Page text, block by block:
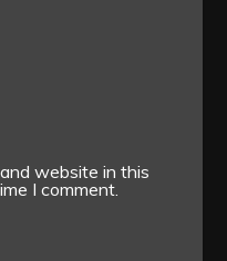
website in this
I comment.